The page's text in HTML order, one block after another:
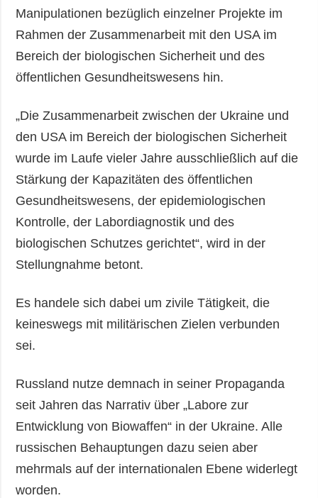
Manipulationen bezüglich einzelner Projekte im
Rahmen der Zusammenarbeit mit den USA im
Bereich der biologischen Sicherheit und des
öffentlichen Gesundheitswesens hin.
„Die Zusammenarbeit zwischen der Ukraine und
den USA im Bereich der biologischen Sicherheit
wurde im Laufe vieler Jahre ausschließlich auf die
Stärkung der Kapazitäten des öffentlichen
Gesundheitswesens, der epidemiologischen
Kontrolle, der Labordiagnostik und des
biologischen Schutzes gerichtet“, wird in der
Stellungnahme betont.
Es handele sich dabei um zivile Tätigkeit, die
keineswegs mit militärischen Zielen verbunden
sei.
Russland nutze demnach in seiner Propaganda
seit Jahren das Narrativ über „Labore zur
Entwicklung von Biowaffen“ in der Ukraine. Alle
russischen Behauptungen dazu seien aber
mehrmals auf der internationalen Ebene widerlegt
worden.